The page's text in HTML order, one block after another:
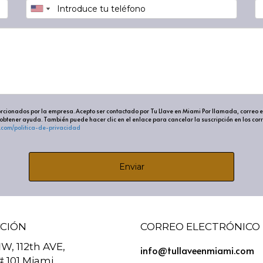
entre varias alternativas y puede ser tanto consciente
control sobre nuestra dirección en la vida, reduce la
y profesionales.
en la toma de decisiones?
impulsivas sin suficiente información, ignorar las
personas cercanas.
por la empresa. Acepto ser contactado por Tu Llave en Miami Por llamada,
ayuda. También puede hacer clic en el enlace para cancelar la suscripción en los
politica-de-privacidad
Enviar
112th AVE,
101 Miami,
CORREO ELECTRÓNICO
info@tullaveenmiami.com